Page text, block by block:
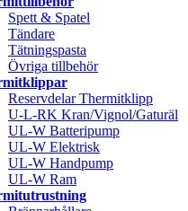
Spett & Spatel
Tändare
Tätningspasta
Övriga tillbehör
Reservdelar Thermitklipp
U-L-RK Kran/Vignol/Gaturäl
UL-W Batteripump
UL-W Elektrisk
UL-W Handpump
UL-W Ram